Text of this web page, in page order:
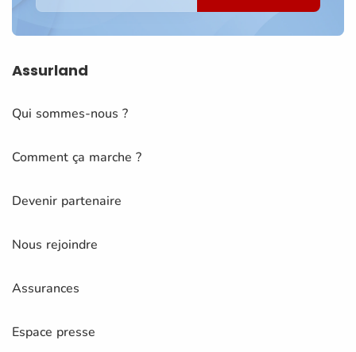
Assurland
Qui sommes-nous ?
Comment ça marche ?
Devenir partenaire
Nous rejoindre
Assurances
Espace presse